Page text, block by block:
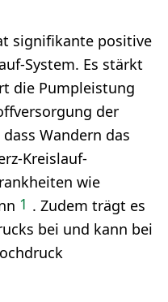
signifikante positive
System. Es stärkt
die Pumpleistung
der
Wandern das
Kreislauf-
wie
1 . Zudem trägt es
bei und kann bei